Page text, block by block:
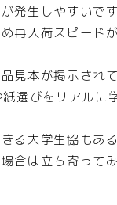
発生しやすいで
再入荷スピード
見本が掲示され
選びをリアルに
る大学生協もあ
合は立ち寄って